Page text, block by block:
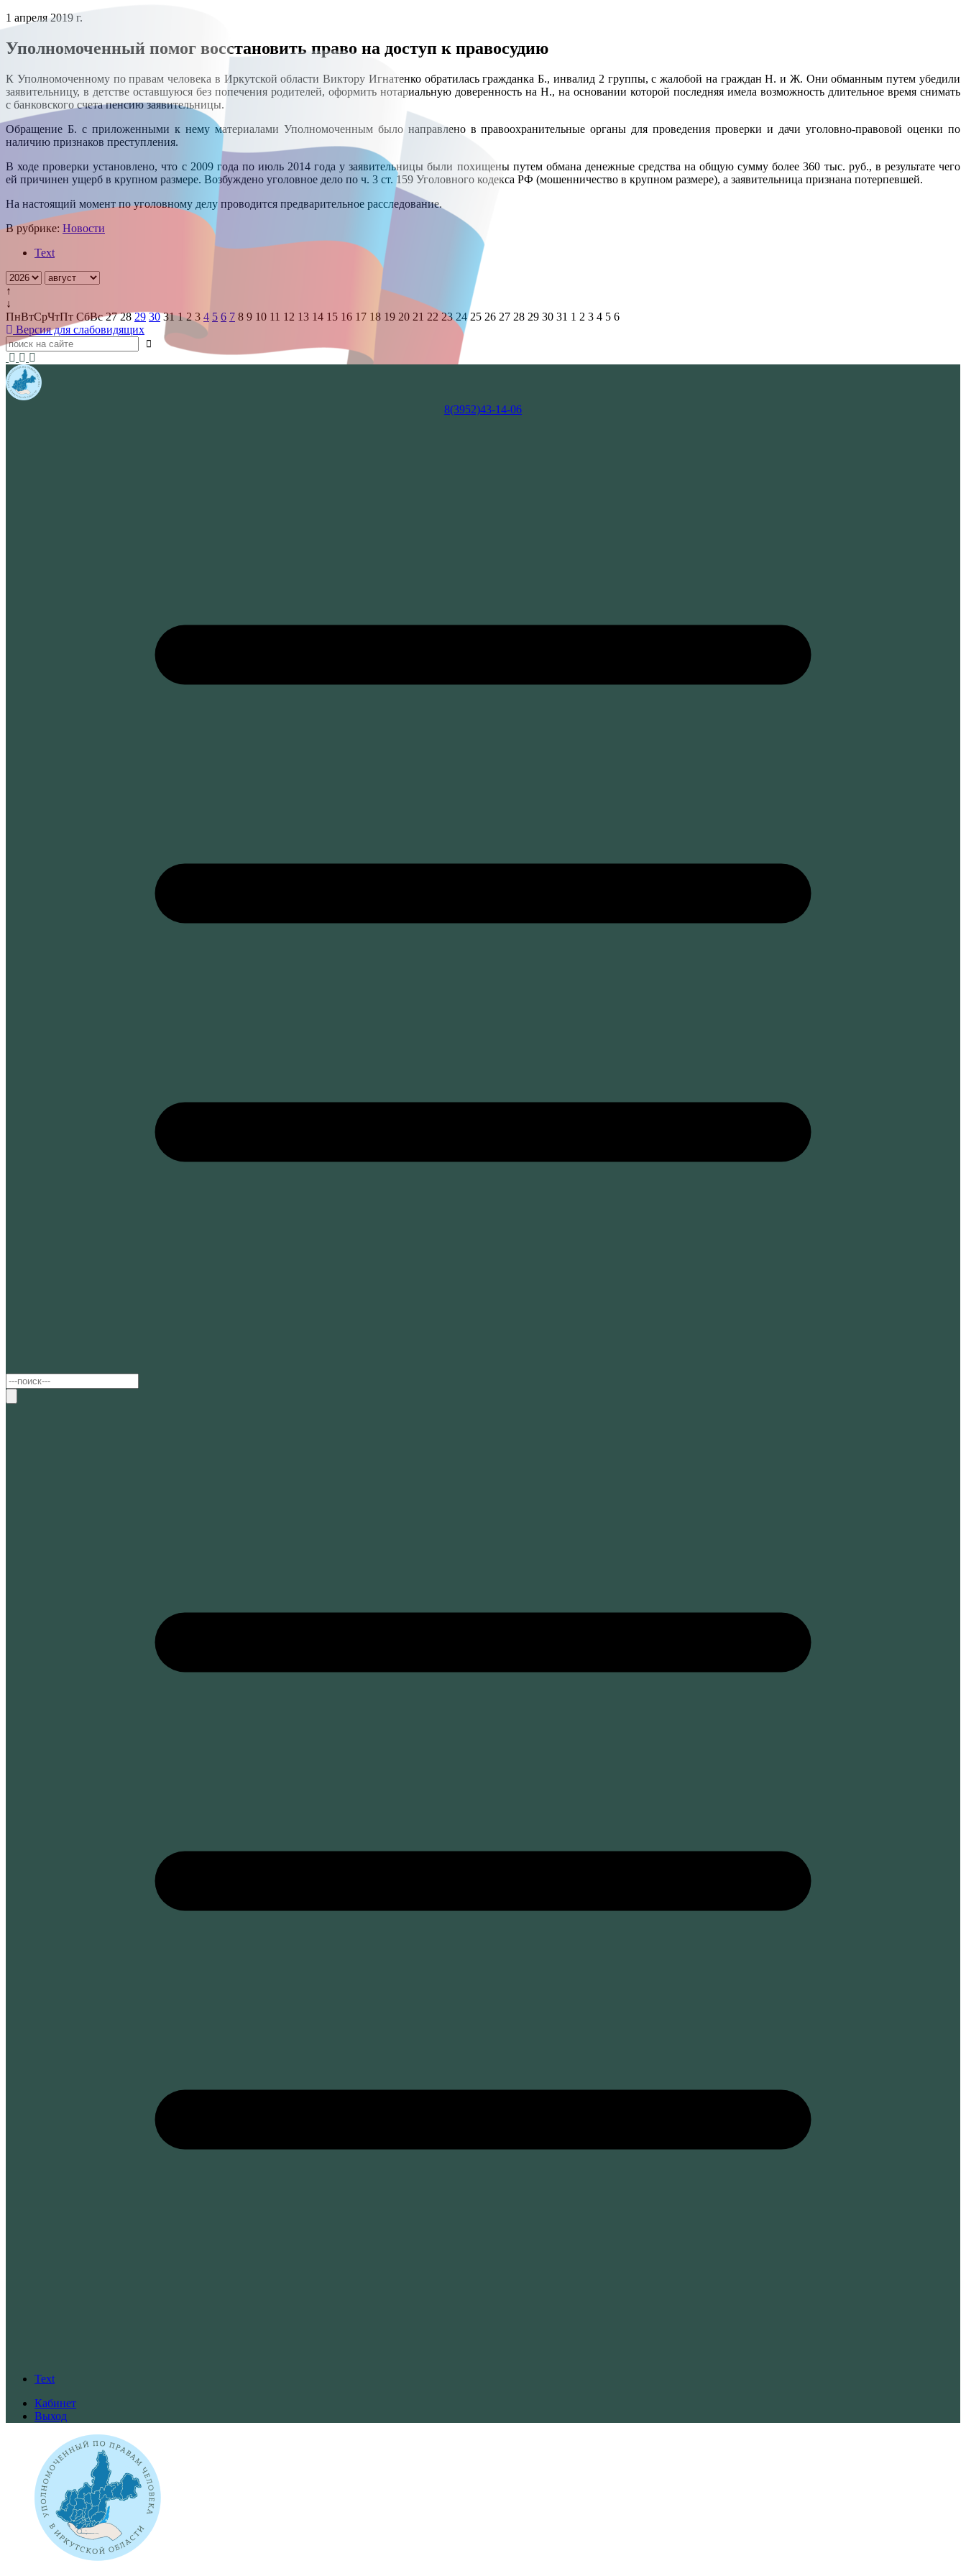
1 апреля 2019 г.
Уполномоченный помог восстановить право на доступ к правосудию
К Уполномоченному по правам человека в Иркутской области Виктору Игнатенко обратилась гражданка Б., инвалид 2 группы, с жалобой на граждан Н. и Ж. Они обманным путем убедили
заявительницу, в детстве оставшуюся без попечения родителей, оформить нотариальную доверенность на Н., на основании которой последняя имела возможность длительное время снимать
с банковского счета пенсию заявительницы.
Обращение Б. с приложенными к нему материалами Уполномоченным было направлено в правоохранительные органы для проведения проверки и дачи уголовно-правовой оценки по
наличию признаков преступления.
В ходе проверки установлено, что с 2009 года по июль 2014 года у заявительницы были похищены путем обмана денежные средства на общую сумму более 360 тыс. руб., в результате чего
ей причинен ущерб в крупном размере. Возбуждено уголовное дело по ч. 3 ст. 159 Уголовного кодекса РФ (мошенничество в крупном размере), а заявительница признана потерпевшей.
На настоящий момент по уголовному делу проводится предварительное расследование.
В рубрике: Новости
Text
↑
↓
ПнВтСрЧтПт СбВс 27 28 29 30 31 1 2 3 4 5 6 7 8 9 10 11 12 13 14 15 16 17 18 19 20 21 22 23 24 25 26 27 28 29 30 31 1 2 3 4 5 6
Версия для слабовидящих
8(3952)43-14-06
Text
Кабинет
Выход